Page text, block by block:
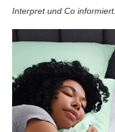
Interpret und Co informiert.